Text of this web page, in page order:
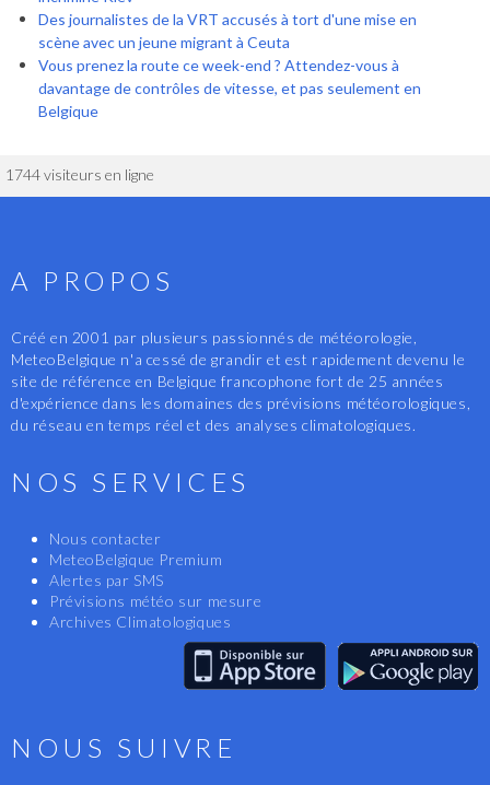
Des journalistes de la VRT accusés à tort d'une mise en
scène avec un jeune migrant à Ceuta
Vous prenez la route ce week-end ? Attendez-vous à
davantage de contrôles de vitesse, et pas seulement en
Belgique
1744 visiteurs en ligne
A PROPOS
Créé en 2001 par plusieurs passionnés de météorologie,
MeteoBelgique n'a cessé de grandir et est rapidement devenu le
site de référence en Belgique francophone fort de 25 années
d'expérience dans les domaines des prévisions météorologiques,
du réseau en temps réel et des analyses climatologiques.
NOS SERVICES
Nous contacter
MeteoBelgique Premium
Alertes par SMS
Prévisions météo sur mesure
Archives Climatologiques
NOUS SUIVRE